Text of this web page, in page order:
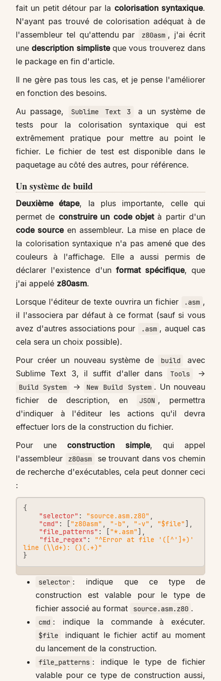
fait un petit détour par la colorisation syntaxique.
N'ayant pas trouvé de colorisation adéquat à de
l'assembleur tel qu'attendu par
z80asm , j'ai écrit
unedescription simplisteque vous trouverez dans
le package en fin d'article.
Il ne gère pas tous les cas, et je pense l'améliorer
en fonction des besoins.
Au passage,
Sublime Text 3
a un système de
tests pour la colorisation syntaxique qui est
extrêmement pratique pour mettre au point le
fichier. Le fichier de test est disponible dans le
paquetage au côté des autres, pour référence.
Un système de build
Deuxième étape, la plus importante, celle qui
permet de construire un code objetà partir d'un
code sourceen assembleur. La mise en place de
la colorisation syntaxique n'a pas amené que des
couleurs à l'affichage. Elle a aussi permis de
déclarer l'existence d'unformat spécifique, que
j'ai appelé z80asm.
Lorsque l'éditeur de texte ouvrira un fichier
.asm ,
il l'associera par défaut à ce format (sauf si vous
avez d'autres associations pour
.asm , auquel cas
cela sera un choix possible).
Pour créer un nouveau système de
build
avec
Sublime Text 3, il suffit d'aller dans
Tools ->
Build System -> New Build System . Un nouveau
fichier de description, en
JSON , permettra
d'indiquer à l'éditeur les actions qu'il devra
effectuer lors de la construction du fichier.
Pour uneconstruction simple, qui appel
l'assembleur
z80asm
se trouvant dans vos chemin
de recherche d'exécutables, cela peut donner ceci
:
{
"selector" : "source.asm.z80" ,
"cmd" : ["z80asm" , "-b" , "-v" , "$file" ],
"file_patterns" : ["*.asm" ],
"file_regex" :
"^Error at file '([^']+)'
line (\\d+): ()(.+)"
}
selector : indique que ce type de
construction est valable pour le type de
fichier associé au format
source.asm.z80 .
cmd : indique la commande à exécuter.
$file
indiquant le fichier actif au moment
du lancement de la construction.
file_patterns : indique le type de fichier
valable pour ce type de construction aussi,